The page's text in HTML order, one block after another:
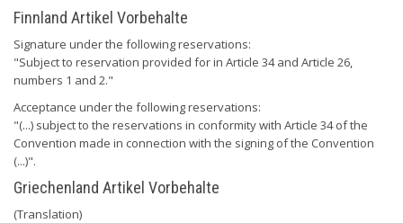
Finnland Artikel Vorbehalte
Signature under the following reservations:
"Subject to reservation provided for in Article 34 and Article 26,
numbers 1 and 2."
Acceptance under the following reservations:
"(...) subject to the reservations in conformity with Article 34 of the
Convention made in connection with the signing of the Convention
(...)".
Griechenland Artikel Vorbehalte
(Translation)